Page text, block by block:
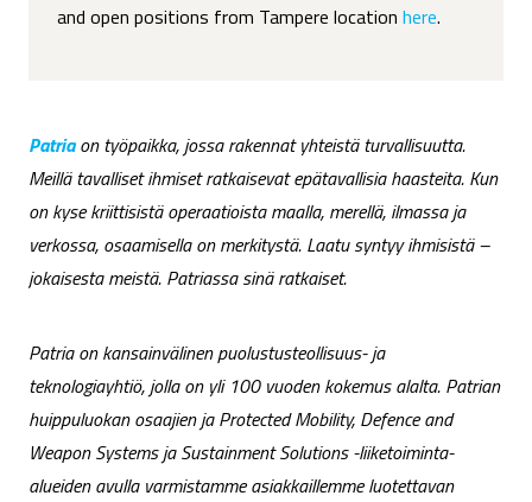
and open positions from Tampere location here.
Patriaon työpaikka, jossa rakennat yhteistä turvallisuutta.
Meillä tavalliset ihmiset ratkaisevat epätavallisia haasteita. Kun
on kyse kriittisistä operaatioista maalla, merellä, ilmassa ja
verkossa, osaamisella on merkitystä. Laatu syntyy ihmisistä –
jokaisesta meistä. Patriassa sinä ratkaiset.
Patria on kansainvälinen puolustusteollisuus- ja
teknologiayhtiö, jolla on yli 100 vuoden kokemus alalta. Patrian
huippuluokan osaajien ja Protected Mobility, Defence and
Weapon Systems ja Sustainment Solutions -liiketoiminta-
alueiden avulla varmistamme asiakkaillemme luotettavan